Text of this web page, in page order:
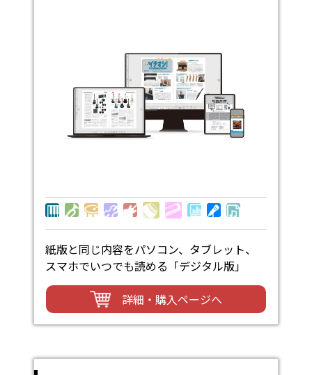
紙版と同じ内容をパソコン、タブレット、
スマホでいつでも読める「デジタル版」
詳細・購入ページへ